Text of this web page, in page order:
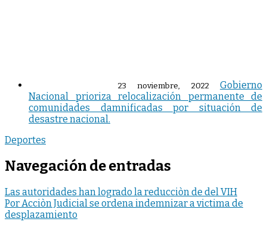
23 noviembre, 2022
Gobierno
Nacional prioriza relocalización permanente de
comunidades damnificadas por situación de
desastre nacional.
Deportes
Navegación de entradas
Las autoridades han logrado la reducciòn de del VIH
Por Acciòn Judicial se ordena indemnizar a victima de
desplazamiento